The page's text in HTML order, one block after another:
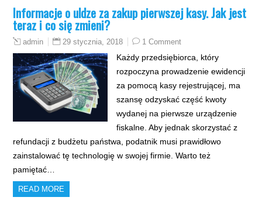
Informacje o uldze za zakup pierwszej kasy. Jak jest
teraz i co się zmieni?
admin 29 stycznia, 2018 1 Comment
Każdy przedsiębiorca, który
rozpoczyna prowadzenie ewidencji
za pomocą kasy rejestrującej, ma
szansę odzyskać część kwoty
wydanej na pierwsze urządzenie
fiskalne. Aby jednak skorzystać z
refundacji z budżetu państwa, podatnik musi prawidłowo
zainstalować tę technologię w swojej firmie. Warto też
pamiętać…
READ MORE